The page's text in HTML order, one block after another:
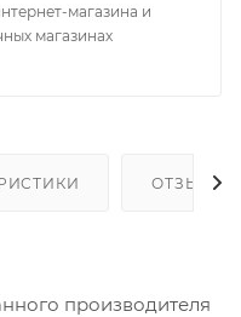
магазина и
магазинах
ОТЗЫВЫ
производителя